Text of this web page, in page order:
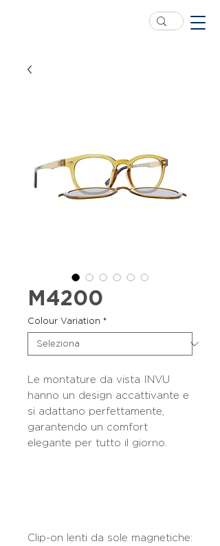
M4200
Colour Variation *
Le montature da vista INVU
hanno un design accattivante e
si adattano perfettamente,
garantendo un comfort
elegante per tutto il giorno.
Clip-on lenti da sole magnetiche: